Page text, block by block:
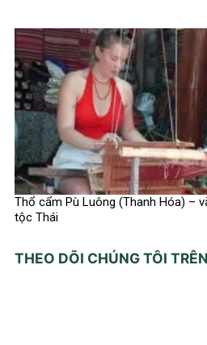
Thổ cẩm Pù Luông (Thanh Hóa) –
tộc Thái
THEO DÕI CHÚNG TÔI